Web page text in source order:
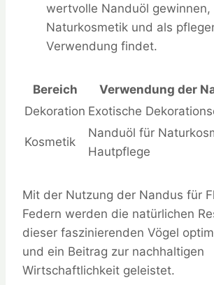
wertvolle Nanduöl
Naturkosmetik und als
Verwendung findet.
Bereich
Verwendung der
Dekoration Exotische
Kosmetik
Nanduöl für
Hautpflege
Mit der Nutzung der Nandus für
Federn werden die natürlichen
dieser faszinierenden Vögel
und ein Beitrag zur nachhaltigen
Wirtschaftlichkeit geleistet.